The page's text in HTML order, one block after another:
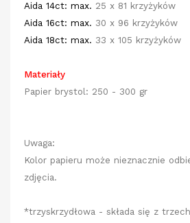
Aida 14ct: max. 25 x 81 krzyżyków
Aida 16ct: max. 30 x 96 krzyżyków
Aida 18ct: max. 33 x 105 krzyżyków
Materiały
Papier brystol: 250 - 300 gr
Uwaga:
Kolor papieru może nieznacznie
zdjęcia.
*trzyskrzydłowa - składa się z